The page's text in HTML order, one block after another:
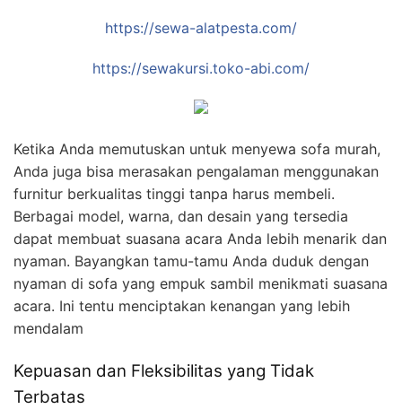
https://sewa-alatpesta.com/
https://sewakursi.toko-abi.com/
Ketika Anda memutuskan untuk menyewa sofa murah,
Anda juga bisa merasakan pengalaman menggunakan
furnitur berkualitas tinggi tanpa harus membeli.
Berbagai model, warna, dan desain yang tersedia
dapat membuat suasana acara Anda lebih menarik dan
nyaman. Bayangkan tamu-tamu Anda duduk dengan
nyaman di sofa yang empuk sambil menikmati suasana
acara. Ini tentu menciptakan kenangan yang lebih
mendalam
Kepuasan dan Fleksibilitas yang Tidak
Terbatas